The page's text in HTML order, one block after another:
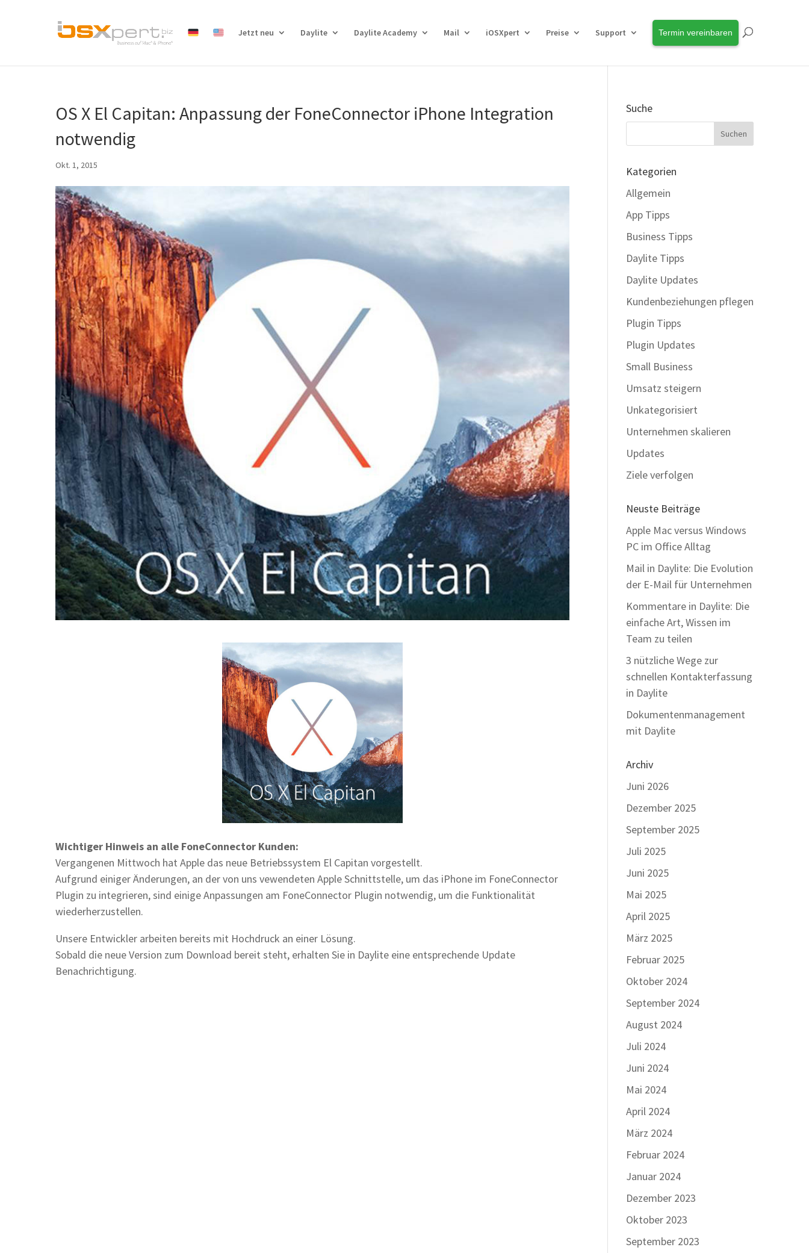
Jetzt neu Daylite Daylite Academy Mail iOSXpert Preise Support Termin vereinbaren
OS X El Capitan: Anpassung der FoneConnector iPhone Integration
notwendig
Okt. 1, 2015
Wichtiger Hinweis an alle FoneConnector Kunden:
Vergangenen Mittwoch hat Apple das neue Betriebssystem El Capitan vorgestellt.
Aufgrund einiger Änderungen, an der von uns vewendeten Apple Schnittstelle, um das iPhone im FoneConnector
Plugin zu integrieren, sind einige Anpassungen am FoneConnector Plugin notwendig, um die Funktionalität
wiederherzustellen.
Unsere Entwickler arbeiten bereits mit Hochdruck an einer Lösung.
Sobald die neue Version zum Download bereit steht, erhalten Sie in Daylite eine entsprechende Update
Benachrichtigung.
Suche
Kategorien
Allgemein
App Tipps
Business Tipps
Daylite Tipps
Daylite Updates
Kundenbeziehungen pflegen
Plugin Tipps
Plugin Updates
Small Business
Umsatz steigern
Unkategorisiert
Unternehmen skalieren
Updates
Ziele verfolgen
Neuste Beiträge
Apple Mac versus Windows
PC im Office Alltag
Mail in Daylite: Die Evolution
der E-Mail für Unternehmen
Kommentare in Daylite: Die
einfache Art, Wissen im
Team zu teilen
3 nützliche Wege zur
schnellen Kontakterfassung
in Daylite
Dokumentenmanagement
mit Daylite
Archiv
Juni 2026
Dezember 2025
September 2025
Juli 2025
Juni 2025
Mai 2025
April 2025
März 2025
Februar 2025
Oktober 2024
September 2024
August 2024
Juli 2024
Juni 2024
Mai 2024
April 2024
März 2024
Februar 2024
Januar 2024
Dezember 2023
Oktober 2023
September 2023